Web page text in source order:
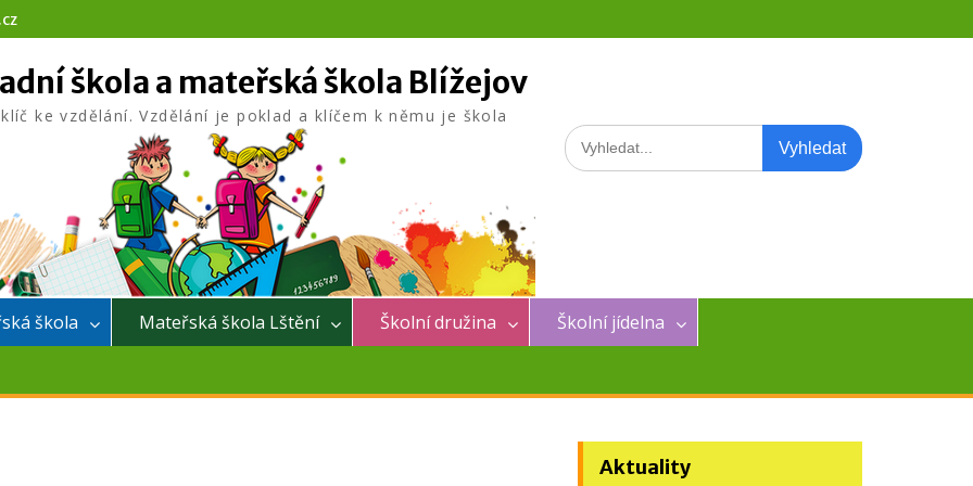
škola a mateřská škola Blížejov
ke vzdělání. Vzdělání je poklad a klíčem k němu je škola
Search
for:
škola Mateřská škola Lštění Školní družina
Školní jídelna
Aktuality